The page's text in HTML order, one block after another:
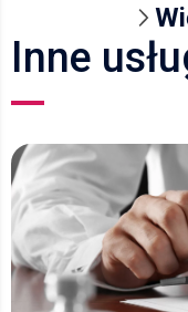
Inne